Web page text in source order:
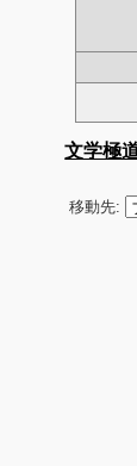
文学極
移動先: